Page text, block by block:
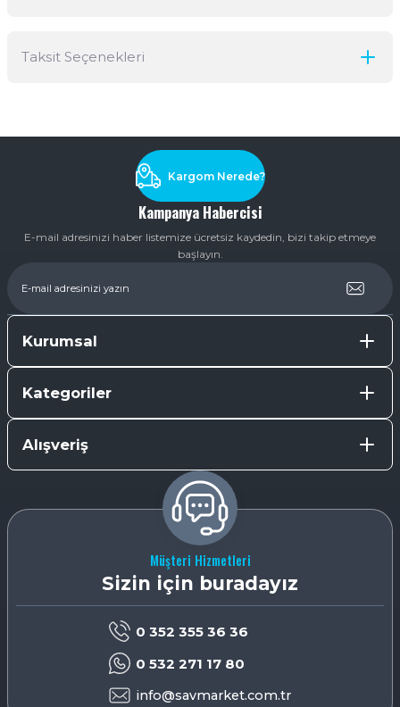
Taksit Seçenekleri
Kampanya Habercisi
E-mail adresinizi haber listemize ücretsiz kaydedin, bizi takip etmeye
başlayın.
Kargom Nerede?
Kurumsal
Kategoriler
Alışveriş
Müşteri Hizmetleri
Sizin için buradayız
0 352 355 36 36
0 532 271 17 80
info@savmarket.com.tr